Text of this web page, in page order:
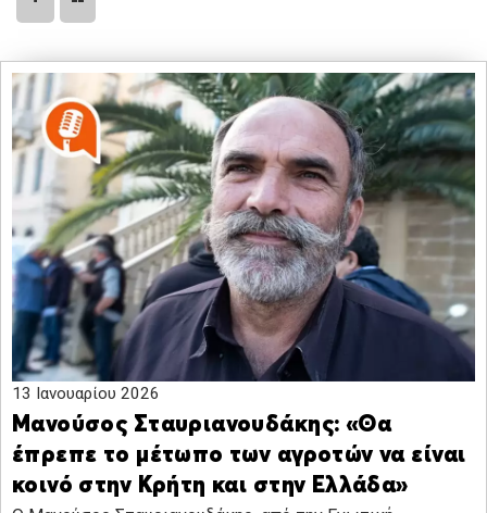
13 Ιανουαρίου 2026
Μανούσος Σταυριανουδάκης: «Θα
έπρεπε το μέτωπο των αγροτών να είναι
κοινό στην Κρήτη και στην Ελλάδα»